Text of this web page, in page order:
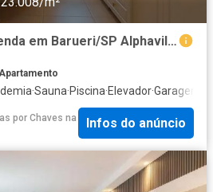
Apartamento para Venda em Barueri/SP Alphaville Industrial 2 Quartos
Apartamento
·Sauna·Piscina·Elevador·Garagem
por Chaves na
Infos do anúncio